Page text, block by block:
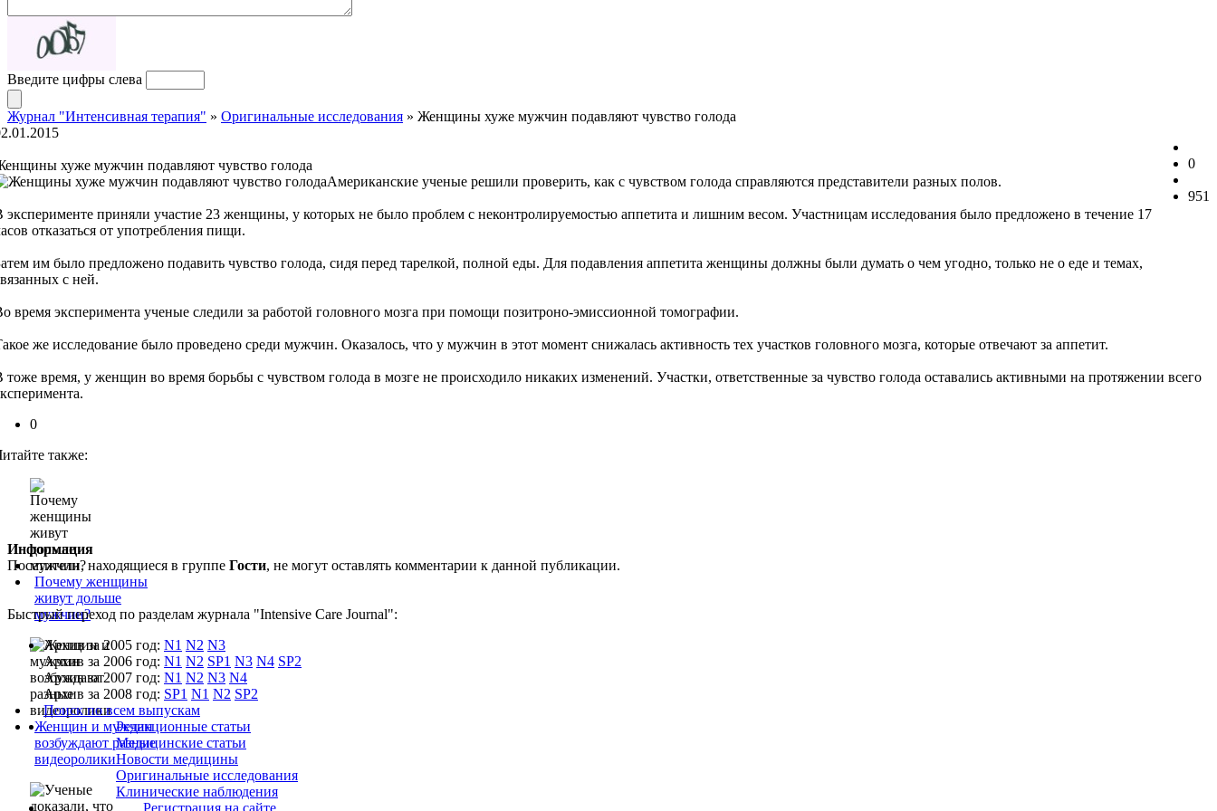
Введите цифры слева
Журнал "Интенсивная терапия" » Оригинальные исследования » Женщины хуже мужчин подавляют чувство голода
0
951
хуже мужчин подавляют чувство голода
Американские ученые решили проверить, как с чувством голода справляются представители разных полов.
эксперименте приняли участие 23 женщины, у которых не было проблем с неконтролируемостью аппетита и лишним весом. Участницам исследования было предложено в течение 17
отказаться от употребления пищи.
им было предложено подавить чувство голода, сидя перед тарелкой, полной еды. Для подавления аппетита женщины должны были думать о чем угодно, только не о еде и темах,
с ней.
время эксперимента ученые следили за работой головного мозга при помощи позитроно-эмиссионной томографии.
же исследование было проведено среди мужчин. Оказалось, что у мужчин в этот момент снижалась активность тех участков головного мозга, которые отвечают за аппетит.
тоже время, у женщин во время борьбы с чувством голода в мозге не происходило никаких изменений. Участки, ответственные за чувство голода оставались активными на протяжении всего
0
также:
Почему женщины
живут дольше
мужчин?
Женщин и мужчин
возбуждают разные
видеоролики
Информация
Посетители, находящиеся в группе Гости, не могут оставлять комментарии к данной публикации.
Быстрый переход по разделам журнала "Intensive Care Journal":
Архив за 2005 год: N1 N2 N3
Архив за 2006 год: N1 N2 SP1 N3 N4 SP2
Архив за 2007 год: N1 N2 N3 N4
Архив за 2008 год: SP1 N1 N2 SP2
Поиск по всем выпускам
Редакционные статьи
Медицинские статьи
Новости медицины
Оригинальные исследования
Клинические наблюдения
Регистрация на сайте